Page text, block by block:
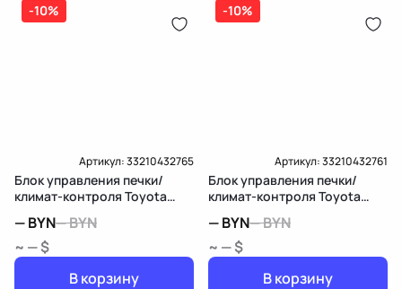
-10%
Артикул:33210432765
Блок управления печки/
климат-контроля Toyota
—BYN—BYN
~ — $
В корзину
-10%
Артикул:33210432761
Блок управления печки/
климат-контроля Toyota
—BYN—BYN
~ — $
В корзину